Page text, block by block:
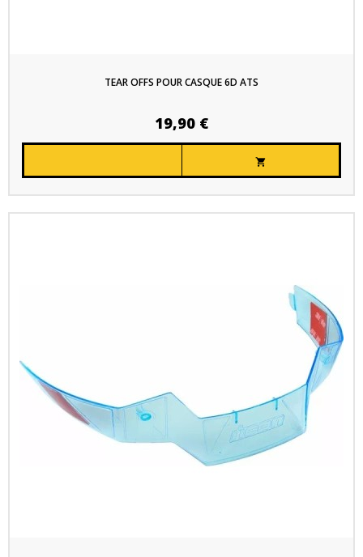
TEAR OFFS POUR CASQUE 6D ATS
19,90 €
